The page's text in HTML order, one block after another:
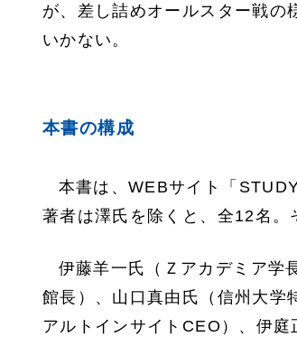
が、差し詰めオールスター戦の
いかない。
本書の構成
本書は、WEBサイト「
著者は澤氏を除くと、全12名。
伊藤羊一氏（Ｚアカデミア学
館長）、山口真由氏（信州大学
アルトインサイトCEO）、伊